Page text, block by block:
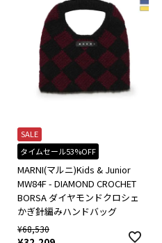
SALE
タイムセール53%OFF
MARNI(マルニ)Kids & Junior
MW84F - DIAMOND CROCHET
BORSA ダイヤモンドクロシェ
かぎ針編みハンドバッグ
¥68,530